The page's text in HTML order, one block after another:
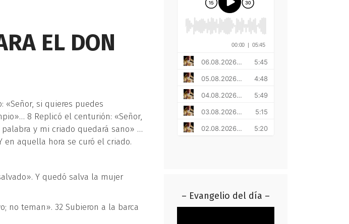
EL DON
«Señor, si quieres puedes
8 Replicó el centurión: «Señor,
y mi criado quedará sano» …
en aquella hora se curó el criado.
Y quedó salva la mujer
no teman». 32 Subieron a la barca
– Evangelio del día –